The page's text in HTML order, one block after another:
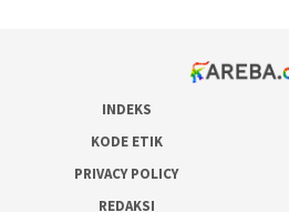
INDEKS
KODE ETIK
PRIVACY POLICY
REDAKSI